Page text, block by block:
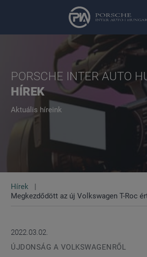
PORSCHE INTER AUTO
HÍREK
Aktuális híreink
Hírek
Megkezdődött az új Volkswagen T-Roc
2022.03.02.
ÚJDONSÁG A VOLKSWAGENRŐL